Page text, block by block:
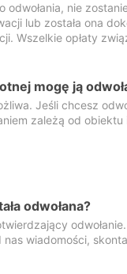
nie
lub została ona
Wszelkie opłaty
mogę ją
Jeśli chcesz
zależą od
odwołana?
wiadomości,